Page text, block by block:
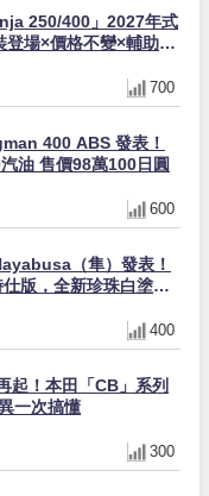
250/400」2027年式
場×價格不變×輔助滑
700
400 ABS 發表！
油 售價98萬100日圓
600
（隼）發表！
版，全新珍珠白塗裝
400
起！本田「CB」系列
一次搞懂
300